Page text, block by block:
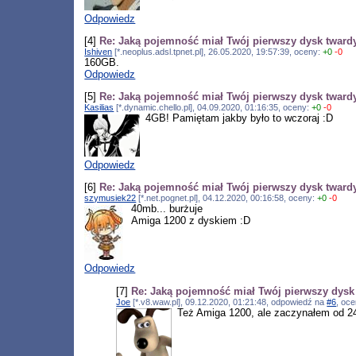
Odpowiedz
[4] Re: Jaką pojemność miał Twój pierwszy dysk
Ishiven [*.neoplus.adsl.tpnet.pl], 26.05.2020, 19:57:39, oceny:+0 -0
160GB.
Odpowiedz
[5] Re: Jaką pojemność miał Twój pierwszy dysk
Kasilias [*.dynamic.chello.pl], 04.09.2020, 01:16:35, oceny:+0 -0
4GB! Pamiętam jakby było to wczoraj :D
Odpowiedz
[6] Re: Jaką pojemność miał Twój pierwszy dysk
szymusiek22 [*.net.pognet.pl], 04.12.2020, 00:16:58, oceny:+0 -0
40mb... burżuje
Amiga 1200 z dyskiem :D
Odpowiedz
[7] Re: Jaką pojemność miał Twój pierwszy
Joe [*.v8.waw.pl], 09.12.2020, 01:21:48, odpowiedź na#6 ,
Też Amiga 1200, ale zaczynałem od